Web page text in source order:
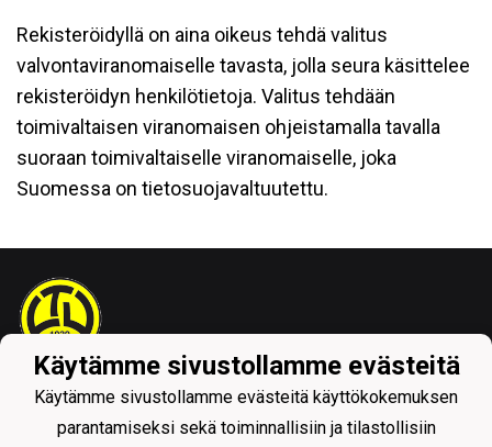
Rekisteröidyllä on aina oikeus tehdä valitus
valvontaviranomaiselle tavasta, jolla seura käsittelee
rekisteröidyn henkilötietoja. Valitus tehdään
toimivaltaisen viranomaisen ohjeistamalla tavalla
suoraan toimivaltaiselle viranomaiselle, joka
Suomessa on tietosuojavaltuutettu.
Tietosuojaseloste
Käytämme sivustollamme evästeitä
Käytämme sivustollamme evästeitä käyttökokemuksen
parantamiseksi sekä toiminnallisiin ja tilastollisiin